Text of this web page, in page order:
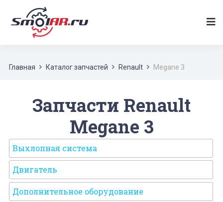
Главная Каталог запчастей Renault Megane 3
Запчасти Renault
Megane 3
Выхлопная система
Двигатель
Дополнительное оборудование